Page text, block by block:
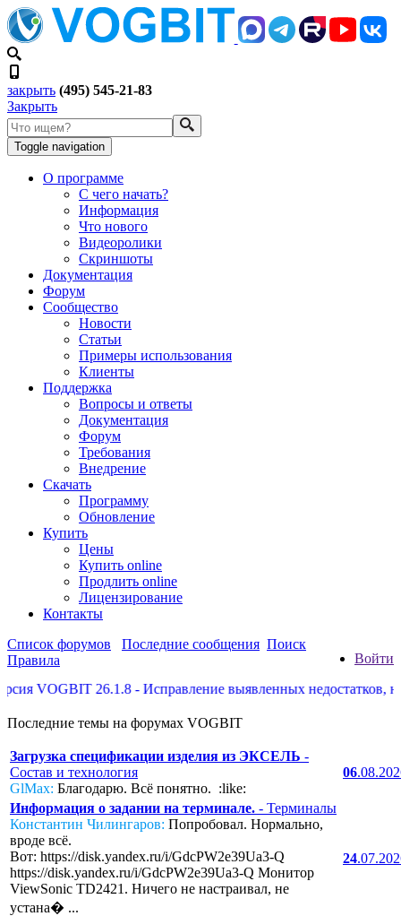
закрыть (495) 545-21-83
Закрыть
Toggle navigation
О программе
С чего начать?
Информация
Что нового
Видеоролики
Скриншоты
Документация
Форум
Сообщество
Новости
Статьи
Примеры использования
Клиенты
Поддержка
Вопросы и ответы
Документация
Форум
Требования
Внедрение
Скачать
Программу
Обновление
Купить
Цены
Купить online
Продлить online
Лицензирование
Контакты
Войти
Список форумов Последние сообщения Поиск
Правила
VOGBIT 26.1.8 - Исправление выявленных недостатков,
Последние темы на форумах VOGBIT
Загрузка спецификации изделия из ЭКСЕЛЬ -
Состав и технология
GlMax: Благодарю. Всё понятно. :like:
06
Информация о задании на терминале. - Терминалы
Константин Чилингаров: Попробовал. Нормально,
вроде всё.
Вот: https://disk.yandex.ru/i/GdcPW2e39Ua3-Q
https://disk.yandex.ru/i/GdcPW2e39Ua3-Q Монитор
ViewSonic TD2421. Ничего не настраивал, не
устана� ...
24